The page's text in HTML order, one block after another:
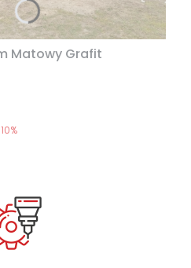
Matowy Grafit